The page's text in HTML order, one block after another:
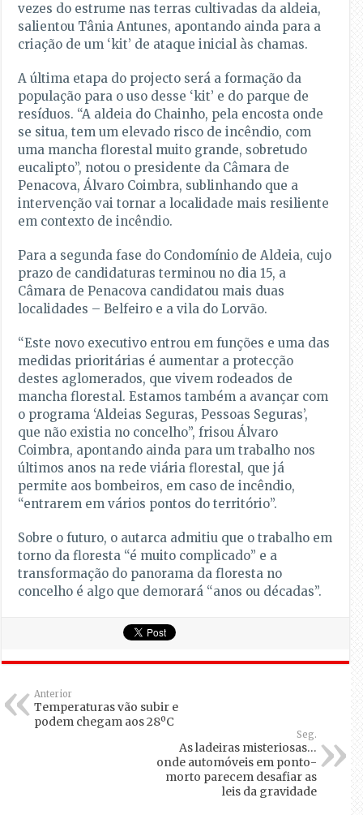
vezes do estrume nas terras cultivadas da aldeia,
salientou Tânia Antunes, apontando ainda para a
criação de um ‘kit’ de ataque inicial às chamas.
A última etapa do projecto será a formação da
população para o uso desse ‘kit’ e do parque de
resíduos. “A aldeia do Chainho, pela encosta onde
se situa, tem um elevado risco de incêndio, com
uma mancha florestal muito grande, sobretudo
eucalipto”, notou o presidente da Câmara de
Penacova, Álvaro Coimbra, sublinhando que a
intervenção vai tornar a localidade mais resiliente
em contexto de incêndio.
Para a segunda fase do Condomínio de Aldeia, cujo
prazo de candidaturas terminou no dia 15, a
Câmara de Penacova candidatou mais duas
localidades – Belfeiro e a vila do Lorvão.
“Este novo executivo entrou em funções e uma das
medidas prioritárias é aumentar a protecção
destes aglomerados, que vivem rodeados de
mancha florestal. Estamos também a avançar com
o programa ‘Aldeias Seguras, Pessoas Seguras’,
que não existia no concelho”, frisou Álvaro
Coimbra, apontando ainda para um trabalho nos
últimos anos na rede viária florestal, que já
permite aos bombeiros, em caso de incêndio,
“entrarem em vários pontos do território”.
Sobre o futuro, o autarca admitiu que o trabalho em
torno da floresta “é muito complicado” e a
transformação do panorama da floresta no
concelho é algo que demorará “anos ou décadas”.
Anterior
Temperaturas vão subir e
podem chegam aos 28ºC
Seg.
As ladeiras misteriosas…
onde automóveis em ponto-
morto parecem desafiar as
leis da gravidade